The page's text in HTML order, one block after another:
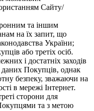
Сайту/
та іншим
на їх запит, що
України;
або третіх осіб.
і достатніх заходів
Покупців, однак
безпеку, зважаючи на
в мережі Інтернет.
сторони для
та з метою